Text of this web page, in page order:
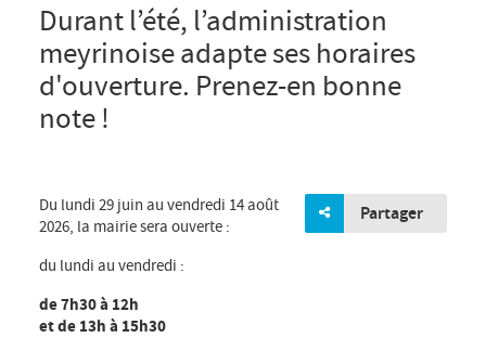
Durant l’été, l’administration
meyrinoise adapte ses horaires
d'ouverture. Prenez-en bonne
note !
Partager
Du lundi 29 juin au vendredi 14 août
2026, la mairie sera ouverte :
du lundi au vendredi :
de 7h30 à 12h
et de 13h à 15h30